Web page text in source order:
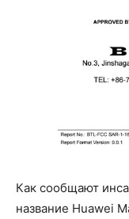
Как сообщают
название Huawei